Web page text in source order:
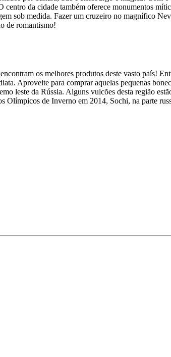
da cidade também oferece monumentos
sob medida. Fazer um cruzeiro no magnífico
de romantismo!
os melhores produtos deste vasto país!
Aproveite para comprar aquelas pequenas
leste da Rússia. Alguns vulcões desta região
de Inverno em 2014, Sochi, na parte